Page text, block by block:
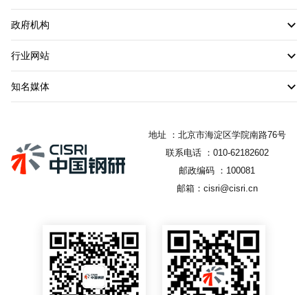
政府机构
行业网站
知名媒体
地址 ：北京市海淀区学院南路76号
联系电话 ：010-62182602
邮政编码 ：100081
邮箱：cisri@cisri.cn